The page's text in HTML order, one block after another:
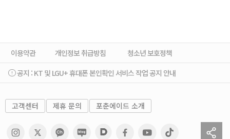
이용약관 개인정보 취급방침
청소년 보호정책
공지 : KT 및 LGU+ 휴대폰 본인확인 서비스 작업 공지 안내
고객센터 제휴 문의 포춘에이드 소개